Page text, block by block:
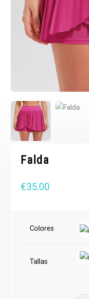
Falda
€35.00
Colores
Tallas